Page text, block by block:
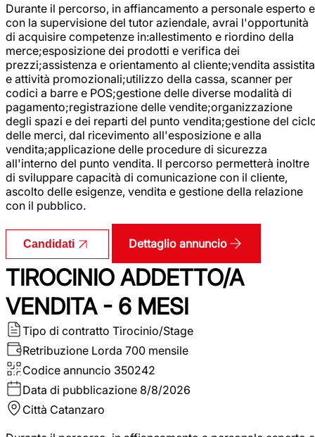
Durante il percorso, in affiancamento a personale esperto e
con la supervisione del tutor aziendale, avrai l'opportunità
di acquisire competenze in:allestimento e riordino della
merce;esposizione dei prodotti e verifica dei
prezzi;assistenza e orientamento al cliente;vendita assistita
e attività promozionali;utilizzo della cassa, scanner per
codici a barre e POS;gestione delle diverse modalità di
pagamento;registrazione delle vendite;organizzazione
degli spazi e dei reparti del punto vendita;gestione del
delle merci, dal ricevimento all'esposizione e alla
vendita;applicazione delle procedure di sicurezza
all'interno del punto vendita. Il percorso permetterà inoltre
di sviluppare capacità di comunicazione con il cliente,
ascolto delle esigenze, vendita e gestione della relazione
con il pubblico.
Candidati Dettaglio annuncio
TIROCINIO ADDETTO/A
VENDITA - 6 MESI
Tipo di contratto Tirocinio/Stage
Retribuzione Lorda 700 mensile
Codice annuncio 350242
Data di pubblicazione 8/8/2026
Città Catanzaro